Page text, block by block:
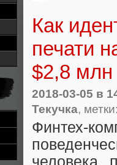
Как
печати
$2,8 млн
2018-03-05 в
Текучка,
Финтех-